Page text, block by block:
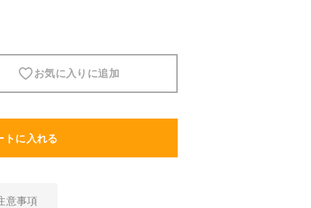
健康食品(サプリメント)
スキンケア
食品・飲料
お気に入りに追加
トに入れる
意事項